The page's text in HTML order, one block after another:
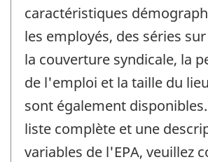
caractéristiques
les employés, des séries
la couverture syndicale, la
de l'emploi et la taille du
sont également
liste complète et une
variables de l'EPA, veuillez